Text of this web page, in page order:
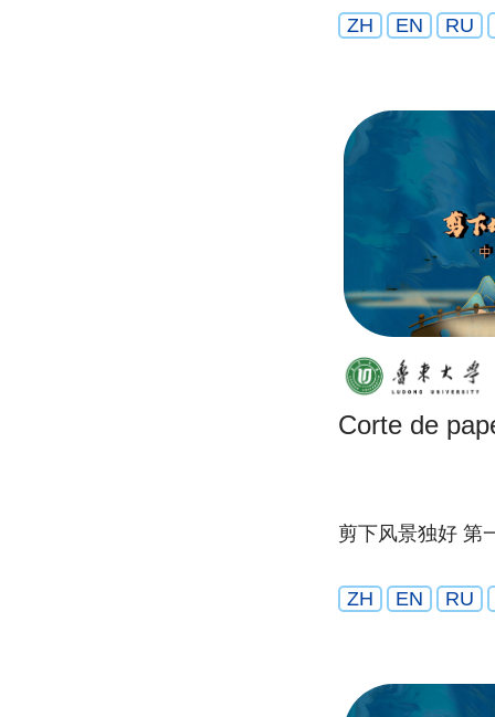
ZH EN RU
Corte de
剪下风景独好 第
ZH EN RU